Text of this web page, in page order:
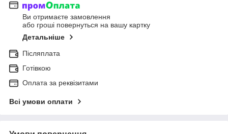
Ви отримаєте замовлення
або гроші повернуться на вашу картку
Детальніше
Післяплата
Готівкою
Оплата за реквізитами
Всі умови оплати